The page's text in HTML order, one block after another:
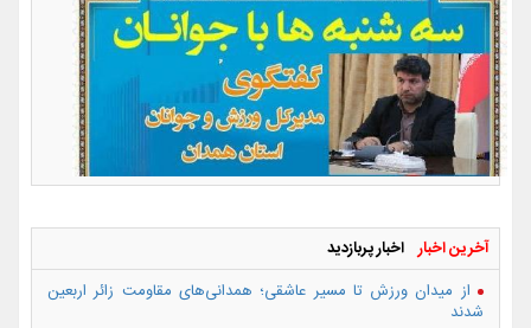
آخرین اخبار اخبار پربازدید
از میدان ورزش تا مسیر عاشقی؛ همدانی‌های مقاومت زائر اربعین
شدند